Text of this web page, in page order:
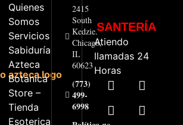
Quienes
Somos
Servicios
Sabiduría
Azteca
Botanica
Store –
Tienda
Esoterica
2415
South
Kedzie.
Chicago,
IL
60623
(773)
499-
6998
SANTERÍA
Atiendo
llamadas 24
Horas